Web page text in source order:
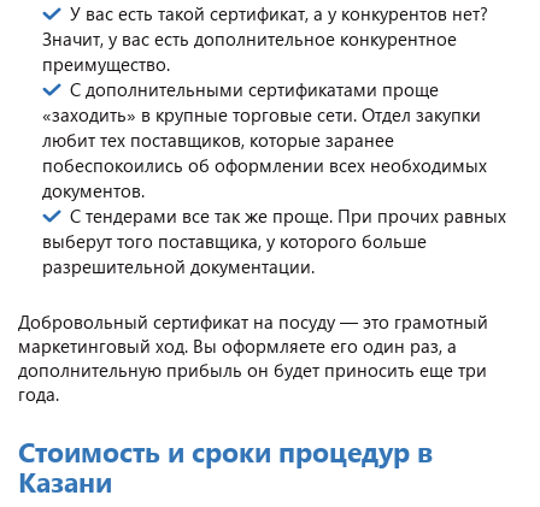
У вас есть такой сертификат, а у конкурентов нет?
Значит, у вас есть дополнительное конкурентное
преимущество.
С дополнительными сертификатами проще
«заходить» в крупные торговые сети. Отдел закупки
любит тех поставщиков, которые заранее
побеспокоились об оформлении всех необходимых
документов.
С тендерами все так же проще. При прочих равных
выберут того поставщика, у которого больше
разрешительной документации.
Добровольный сертификат на посуду — это грамотный
маркетинговый ход. Вы оформляете его один раз, а
дополнительную прибыль он будет приносить еще три
года.
Стоимость и сроки процедур в
Казани